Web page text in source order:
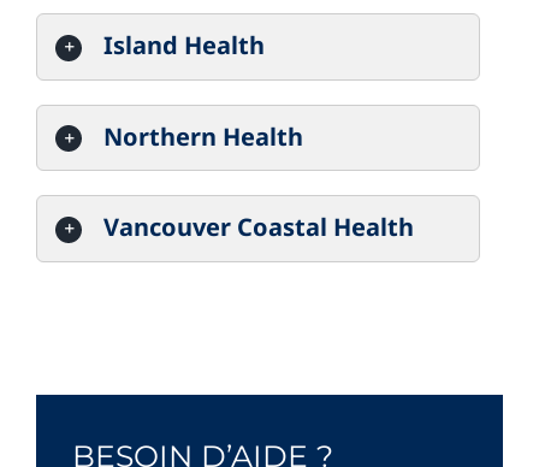
Island Health
Northern Health
Vancouver Coastal Health
BESOIN D’AIDE ?